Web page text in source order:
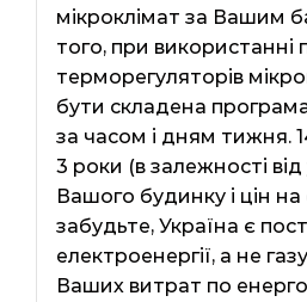
мікроклімат за Вашим
того, при використанні
терморегуляторів
бути складена
за часом і дням тижня.
3 роки (в залежності
Вашого будинку і цін на
забудьте, Україна є
електроенергії, а не
Ваших витрат по